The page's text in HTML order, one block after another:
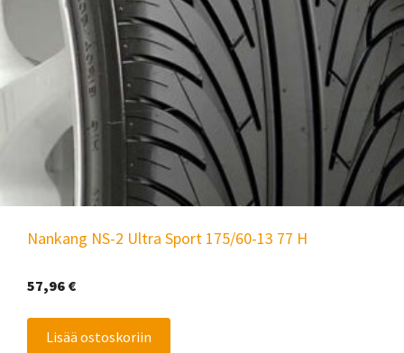
Nankang NS-2 Ultra Sport 175/60-13 77 H
57,96 €
Lisää ostoskoriin